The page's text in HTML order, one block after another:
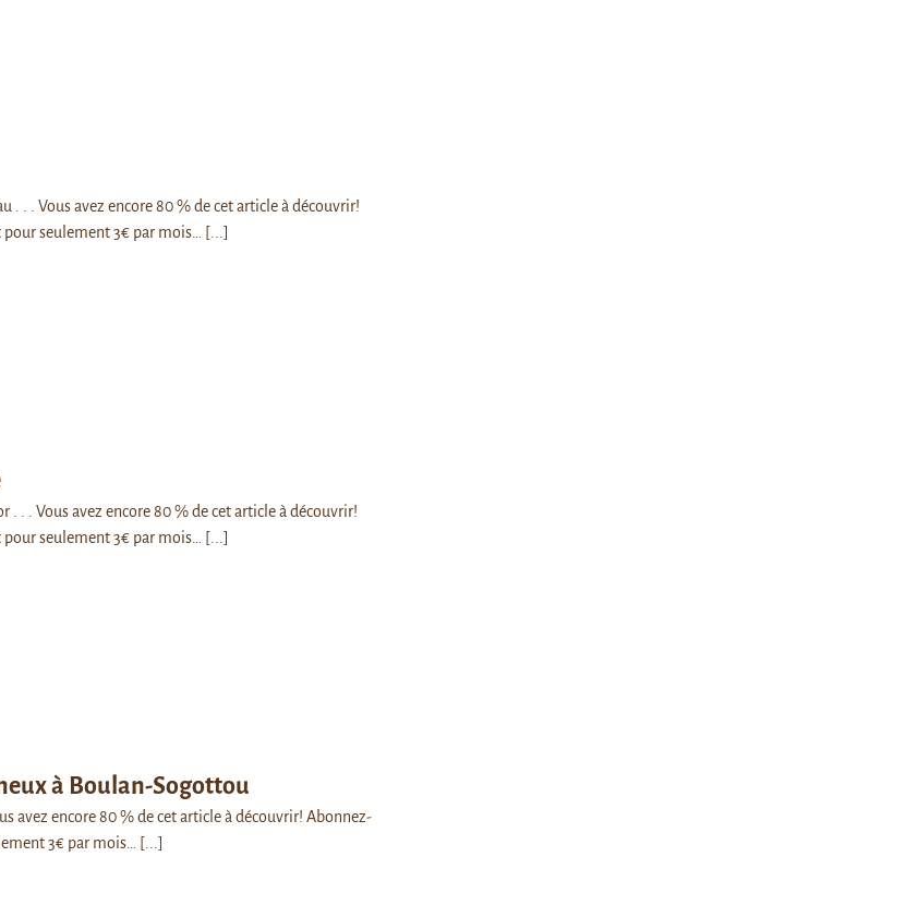
. . . Vous avez encore 80 % de cet article à découvrir!
seulement 3€ par mois…
[...]
. . . Vous avez encore 80 % de cet article à découvrir!
seulement 3€ par mois…
[...]
à Boulan-Sogottou
avez encore 80 % de cet article à découvrir! Abonnez-
3€ par mois…
[...]